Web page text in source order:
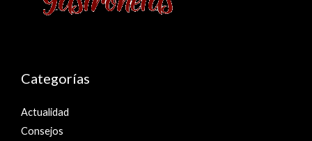
Categorías
Actualidad
Consejos